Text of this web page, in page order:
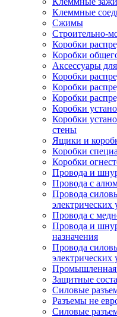
Клеммные
Сжимы
Строительно-
Коробки
Коробки
Аксессуары
Коробки
Коробки
Коробки
Коробки
Коробки
стены
Ящики и
Коробки
Коробки
Провода и
Провода с
Провода
электрических
Провода с
Провода и
назначения
Провода
электрических
Защитные
Силовые
Разъемы не
Силовые